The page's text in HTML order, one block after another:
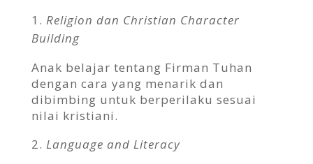
Religion dan Christian Character
Building
Anak belajar tentang Firman Tuhan
dengan cara yang menarik dan
dibimbing untuk berperilaku sesuai
nilai kristiani.
Language and Literacy